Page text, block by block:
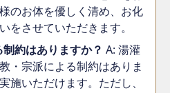
のお体を優しく清め、お化
をさせていただきます。
約はありますか？ A: 湯灌
・宗派による制約はありま
施いただけます。ただし、